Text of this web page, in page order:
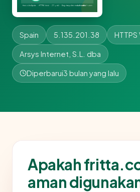
Spain 5.135.201.38 HTTPS
Arsys Internet, S.L. dba
Diperbarui3 bulan yang lalu
Apakah
aman